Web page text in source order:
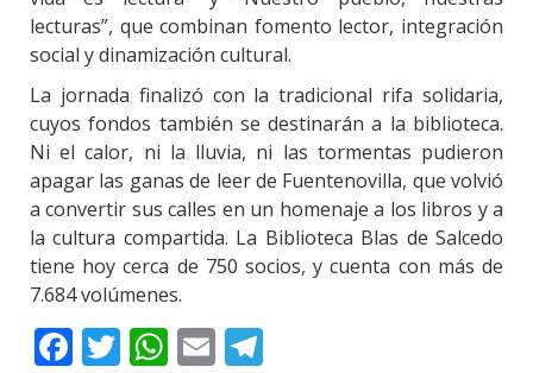
lecturas”, que combinan fomento lector, integración
social y dinamización cultural.
La jornada finalizó con la tradicional rifa solidaria,
cuyos fondos también se destinarán a la biblioteca.
Ni el calor, ni la lluvia, ni las tormentas pudieron
apagar las ganas de leer de Fuentenovilla, que volvió
a convertir sus calles en un homenaje a los libros y a
la cultura compartida. La Biblioteca Blas de Salcedo
tiene hoy cerca de 750 socios, y cuenta con más de
7.684 volúmenes.
Facebook
Twitter
WhatsApp
Email